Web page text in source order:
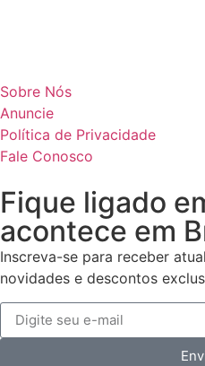
Sobre Nós
Anuncie
Política de Privacidade
Fale Conosco
Fique ligado
acontece em
Inscreva-se para receber
novidades e descontos